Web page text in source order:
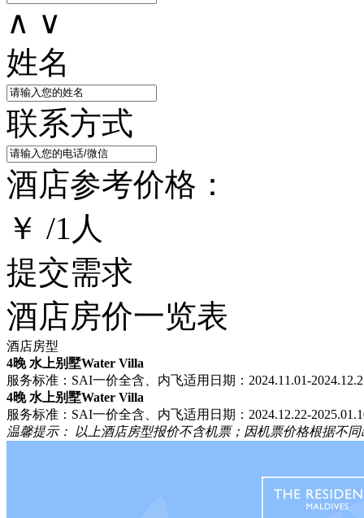
∧ ∨
姓名
联系方式
酒店参考价格：
￥ /1 人
提交需求
酒店房价一览表
酒店房型
4晚 水上别墅Water Villa
服务标准：SAI一价全含、内飞适用日期：2024.11.01-
4晚 水上别墅Water Villa
服务标准：SAI一价全含、内飞适用日期：2024.12.22-
温馨提示：
以上酒店房型报价不含机票；因机票价格根据不